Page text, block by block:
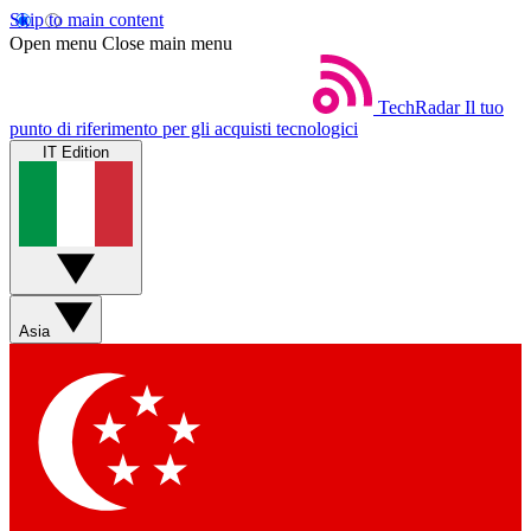
Skip to main content
Open menu Close main menu
TechRadar Il tuo
punto di riferimento per gli acquisti tecnologici
IT Edition
Asia